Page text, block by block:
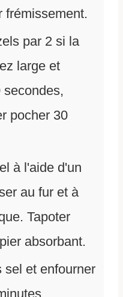
frémissement.
par 2 si la
large et
secondes,
pocher 30
à l'aide d'un
au fur et à
Tapoter
absorbant.
sel et enfourner